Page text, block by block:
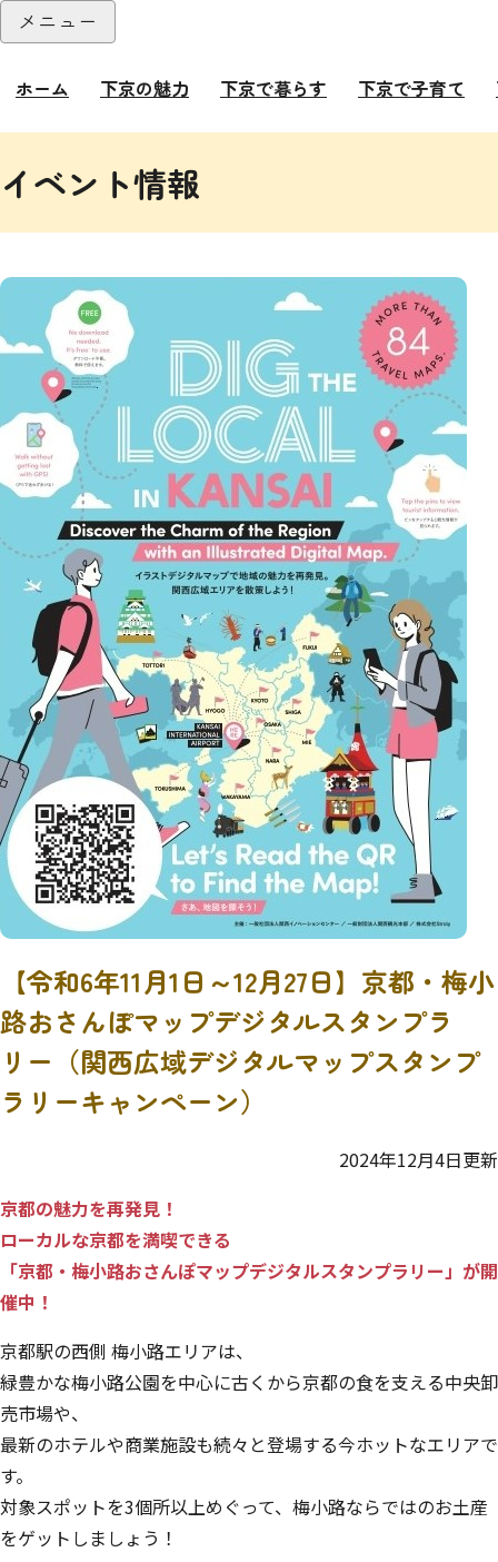
本文へ
メニュー
ホーム 下京の魅力 下京で暮らす 下京で子育て
イベント情報
【令和6年11月1日～12月27日】京都・梅小
路おさんぽマップデジタルスタンプラ
リー（関西広域デジタルマップスタンプ
ラリーキャンペーン）
2024年12月4日更新
京都の魅力を再発見！
ローカルな京都を満喫できる
「京都・梅小路おさんぽマップデジタルスタンプラリー」が開
催中！
京都駅の西側 梅小路エリアは、
緑豊かな梅小路公園を中心に古くから京都の食を支える中央卸
売市場や、
最新のホテルや商業施設も続々と登場する今ホットなエリアで
す。
対象スポットを3個所以上めぐって、梅小路ならではのお土産
をゲットしましょう！